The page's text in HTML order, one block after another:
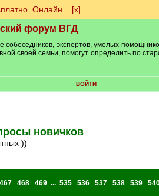
Онлайн. [х]
форум ВГД
экспертов, умелых
своей семьи, помогут определить по
ВОЙТИ
новичков
))
467 468 469 ... 535 536 537 538 539